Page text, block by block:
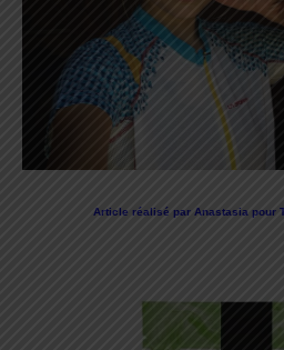
Article réalisé par Anastasia pour